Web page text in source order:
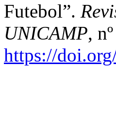
Futebol”.
UNICAMP,
https://